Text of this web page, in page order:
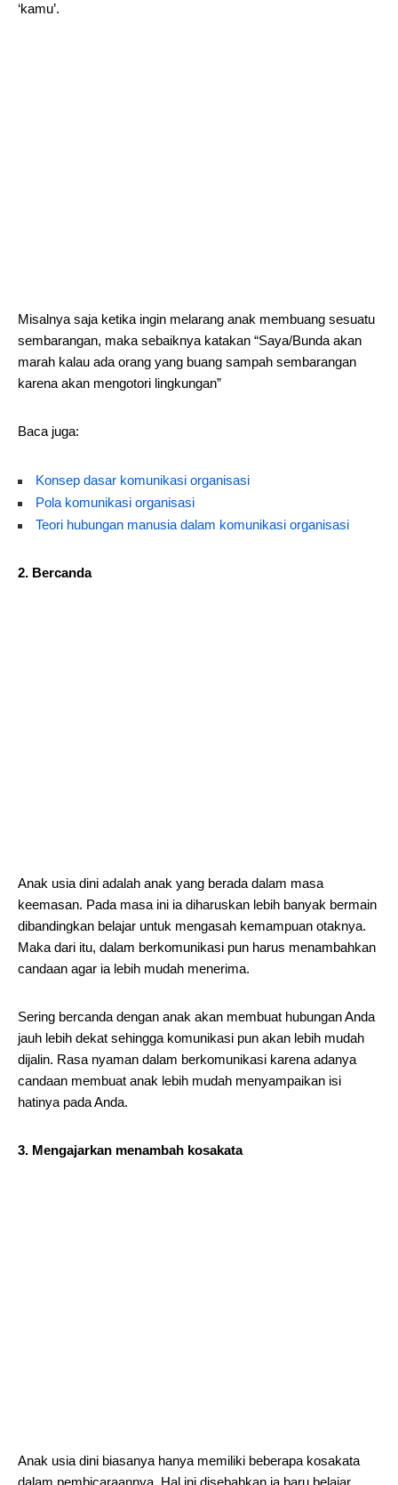
‘kamu’.
Misalnya saja ketika ingin melarang anak membuang sesuatu
sembarangan, maka sebaiknya katakan “Saya/Bunda akan
marah kalau ada orang yang buang sampah sembarangan
karena akan mengotori lingkungan”
Baca juga:
Konsep dasar komunikasi organisasi
Pola komunikasi organisasi
Teori hubungan manusia dalam komunikasi organisasi
2. Bercanda
Anak usia dini adalah anak yang berada dalam masa
keemasan. Pada masa ini ia diharuskan lebih banyak bermain
dibandingkan belajar untuk mengasah kemampuan otaknya.
Maka dari itu, dalam berkomunikasi pun harus menambahkan
candaan agar ia lebih mudah menerima.
Sering bercanda dengan anak akan membuat hubungan Anda
jauh lebih dekat sehingga komunikasi pun akan lebih mudah
dijalin. Rasa nyaman dalam berkomunikasi karena adanya
candaan membuat anak lebih mudah menyampaikan isi
hatinya pada Anda.
3. Mengajarkan menambah kosakata
Anak usia dini biasanya hanya memiliki beberapa kosakata
dalam pembicaraannya. Hal ini disebabkan ia baru belajar